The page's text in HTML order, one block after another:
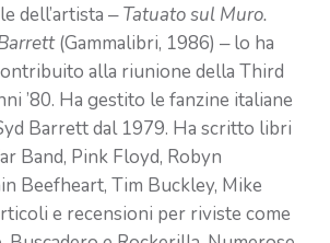
dell’artista ‒Tatuato sul Muro.
(Gammalibri, 1986) ‒ lo ha
alla riunione della Third
’80. Ha gestito le fanzine italiane
Barrett dal 1979. Ha scritto libri
Band, Pink Floyd, Robyn
Beefheart, Tim Buckley, Mike
e recensioni per riviste come